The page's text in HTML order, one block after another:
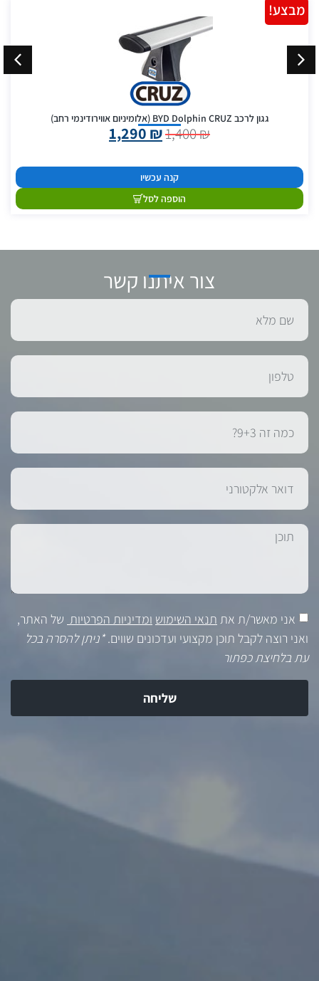
גגון לרכב BYD Dolphin CRUZ (אלומיניום אווירודינמי רחב)
1,400₪
1,290 ₪
קנה עכשיו
הוספה לסל
מבצע!
צור איתנו קשר
אני מאשר/ת את תנאי השימוש ומדיניות הפרטיות של האתר,
ואני רוצה לקבל תוכן מקצועי ועדכונים שווים.*ניתן להסרה בכל
עת בלחיצת כפתור
שליחה